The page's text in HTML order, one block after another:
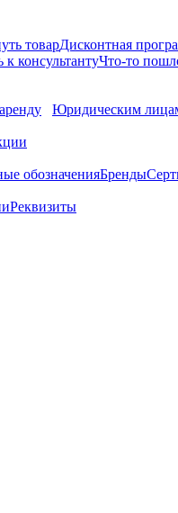
товарДисконтная
к консультантуЧто-то
Юридическим
обозначенияБренды
Реквизиты